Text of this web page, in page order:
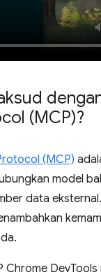
(MCP)?
(MCP)
model
data
Chrome DevTools